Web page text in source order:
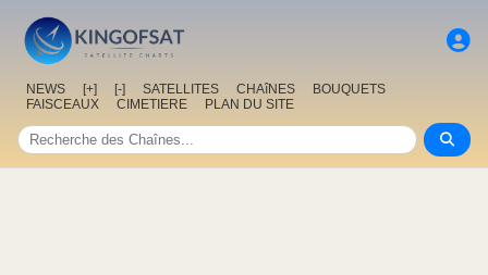
NEWS [+] [-] SATELLITES CHAîNES
BOUQUETS
FAISCEAUX
CIMETIERE PLAN DU SITE